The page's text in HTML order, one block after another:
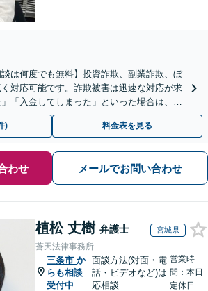
談は何度でも無料】投資詐欺、副業詐欺、ぼ
対応可能です。詐欺被害は迅速な対応が求
「入金してしまった」といった場合は、お
電話・メール・WEB相談可】
) 料金表を見る
わせ メールでお問い合わせ
植松 丈樹 弁護士 宮城県
蒼天法律事務所
三条市 か
らも相談
受付中
面談方法(対面・電
話・ビデオなど)は
応相談
営業時
間：本日
定休日